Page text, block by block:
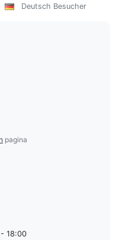
Deutsch Besucher
pagina
18:00